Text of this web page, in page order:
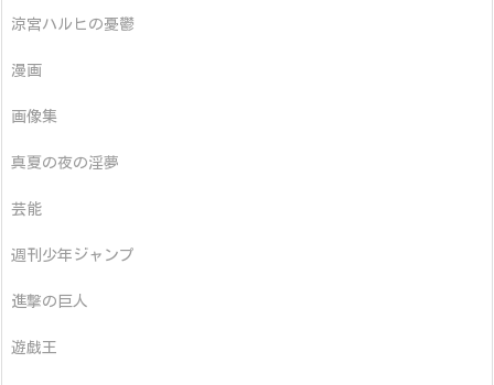
涼宮ハルヒの憂鬱
漫画
画像集
真夏の夜の淫夢
芸能
週刊少年ジャンプ
進撃の巨人
遊戯王